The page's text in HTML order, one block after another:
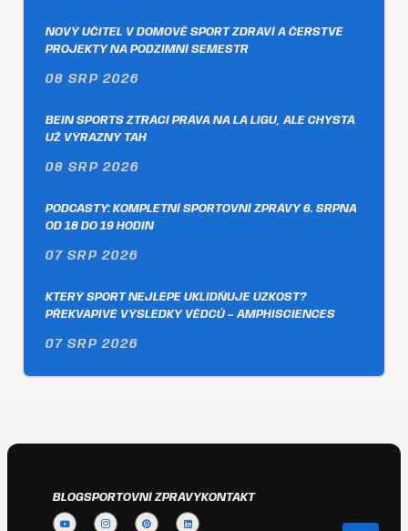
NOVÝ UČITEL V DOMOVĚ SPORT ZDRAVÍ A ČERSTVÉ
PROJEKTY NA PODZIMNÍ SEMESTR
08 SRP 2026
BEIN SPORTS ZTRÁCÍ PRÁVA NA LA LIGU, ALE CHYSTÁ
UŽ VÝRAZNÝ TAH
08 SRP 2026
PODCASTY: KOMPLETNÍ SPORTOVNÍ ZPRÁVY 6. SRPNA
OD 18 DO 19 HODIN
07 SRP 2026
KTERÝ SPORT NEJLÉPE UKLIDŇUJE ÚZKOST?
PŘEKVAPIVÉ VÝSLEDKY VĚDCŮ – AMPHISCIENCES
07 SRP 2026
BLOGSPORTOVNÍ ZPRÁVYKONTAKT